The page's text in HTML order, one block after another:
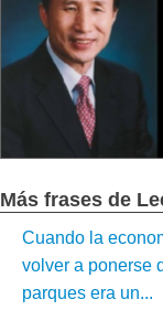
Más frases de
Cuando la
volver a ponerse
parques era un...